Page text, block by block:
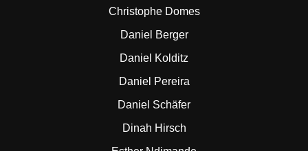
Christophe Domes
Daniel Berger
Daniel Kolditz
Daniel Pereira
Daniel Schäfer
Dinah Hirsch